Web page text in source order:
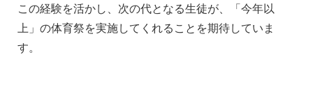
この経験を活かし、次の代となる生徒が、「今年以
上」の体育祭を実施してくれることを期待していま
す。